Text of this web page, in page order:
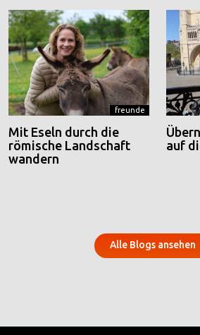
freunde
Mit Eseln durch die
römische Landschaft
wandern
auf
Alle Blogs ansehen